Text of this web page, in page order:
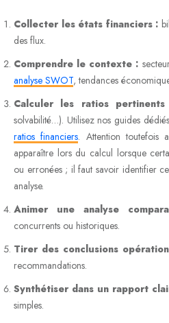
Collecter les états financiers :
des flux.
Comprendre le contexte :
analyse SWOT, tendances
Calculer les ratios
solvabilité…). Utilisez nos guides
ratios financiers. Attention toutefois
apparaître lors du calcul lorsque
ou erronées ; il faut savoir identifier
analyse.
Animer une analyse
concurrents ou historiques.
Tirer des conclusions
recommandations.
Synthétiser dans un rapport
simples.